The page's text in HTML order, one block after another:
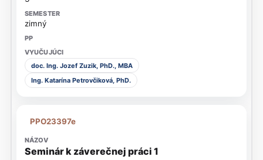
zimný
doc. Ing. Jozef Zuzik, PhD., MBA
Ing. Katarína Petrovčiková, PhD.
PPO23397e
Seminár k záverečnej práci 1